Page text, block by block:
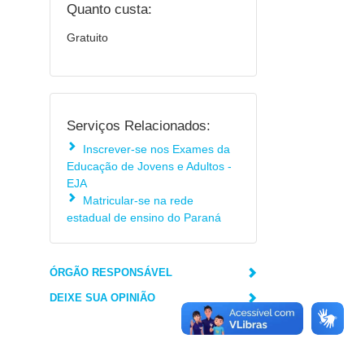
Quanto custa:
Gratuito
Serviços Relacionados:
Inscrever-se nos Exames da
Educação de Jovens e Adultos -
EJA
Matricular-se na rede
estadual de ensino do Paraná
ÓRGÃO RESPONSÁVEL
DEIXE SUA OPINIÃO